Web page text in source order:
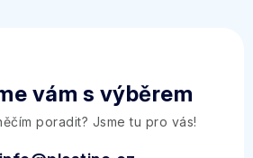
vám s výběrem
poradit? Jsme tu pro vás!